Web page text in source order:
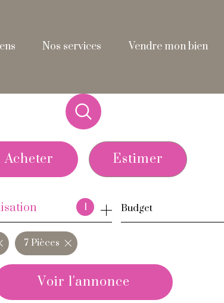
nos services vendre mon bien
Acheter
de l'ancien
de l'immo pro
Estimer
1 Budget
voir l'annonce
7 Pièces